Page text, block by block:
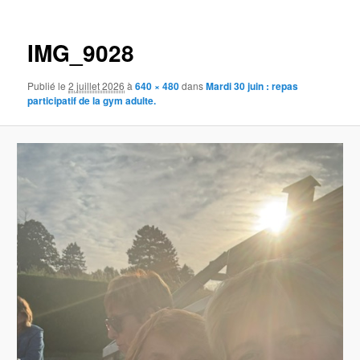
IMG_9028
Publié le2 juillet 2026 à640 × 480dansMardi 30 juin : repas
participatif de la gym adulte.